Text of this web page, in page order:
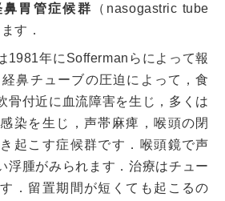
鼻胃管症候群
（nasogastric tube
す．
1981年にSoffermanらによって報
鼻チューブの圧迫によって，食
骨付近に血流障害を生じ，多くは
染を生じ，声帯麻痺，喉頭の閉
起こす症候群です．喉頭鏡で声
浮腫がみられます．治療はチュー
．留置期間が短くても起こるの